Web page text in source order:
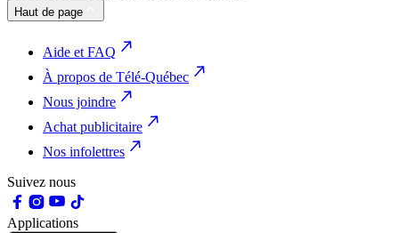
Haut de page
Aide et FAQ
À propos de Télé-Québec
Nous joindre
Achat publicitaire
Nos infolettres
Suivez nous
Applications